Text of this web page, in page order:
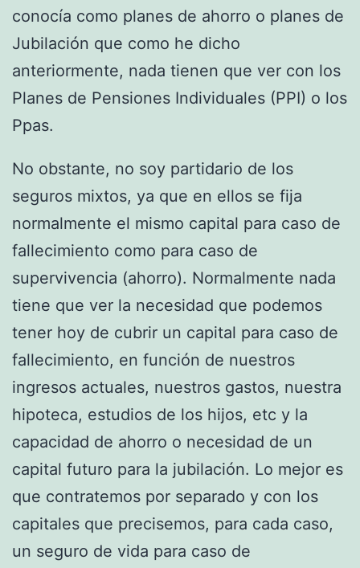
conocía como planes de ahorro o planes de
Jubilación que como he dicho
anteriormente, nada tienen que ver con los
Planes de Pensiones Individuales (PPI) o los
Ppas.
No obstante, no soy partidario de los
seguros mixtos, ya que en ellos se fija
normalmente el mismo capital para caso de
fallecimiento como para caso de
supervivencia (ahorro). Normalmente nada
tiene que ver la necesidad que podemos
tener hoy de cubrir un capital para caso de
fallecimiento, en función de nuestros
ingresos actuales, nuestros gastos, nuestra
hipoteca, estudios de los hijos, etc y la
capacidad de ahorro o necesidad de un
capital futuro para la jubilación. Lo mejor es
que contratemos por separado y con los
capitales que precisemos, para cada caso,
un seguro de vida para caso de